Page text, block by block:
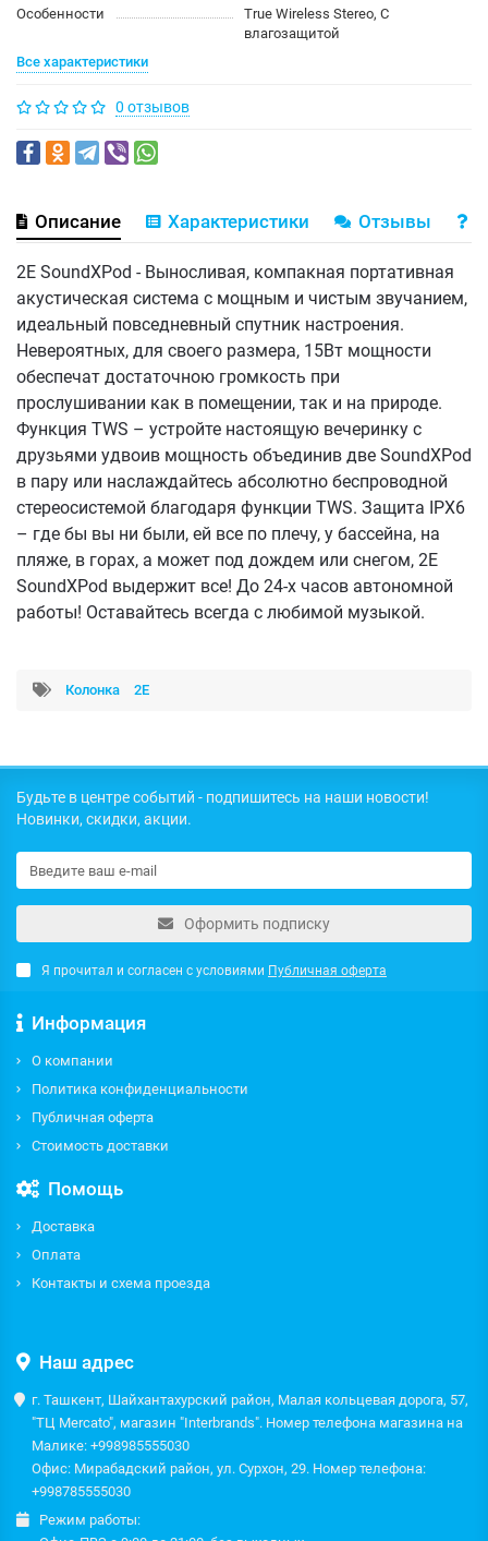
Особенности
True Wireless Stereo, С
влагозащитой
Все характеристики
0 отзывов
Описание Характеристики Отзывы
2E SoundXPod - Выносливая, компакная портативная
акустическая система с мощным и чистым звучанием,
идеальный повседневный спутник настроения.
Невероятных, для своего размера, 15Вт мощности
обеспечат достаточною громкость при
прослушивании как в помещении, так и на природе.
Функция TWS – устройте настоящую вечеринку с
друзьями удвоив мощность объединив две SoundXPod
в пару или наслаждайтесь абсолютно беспроводной
стереосистемой благодаря функции TWS. Защита IPX6
– где бы вы ни были, ей все по плечу, у бассейна, на
пляже, в горах, а может под дождем или снегом, 2E
SoundXPod выдержит все! До 24-х часов автономной
работы! Оставайтесь всегда с любимой музыкой.
Колонка 2E
Будьте в центре событий - подпишитесь на наши новости!
Новинки, скидки, акции.
Оформить подписку
Я прочитал и согласен с условиями Публичная оферта
Информация
О компании
Политика конфиденциальности
Публичная оферта
Стоимость доставки
Помощь
Доставка
Оплата
Контакты и схема проезда
Наш адрес
г. Ташкент, Шайхантахурский район, Малая кольцевая дорога, 57,
"ТЦ Mercato", магазин "Interbrands". Номер телефона магазина на
Малике: +998985555030
Офис: Мирабадский район, ул. Сурхон, 29. Номер телефона:
+998785555030
Режим работы: